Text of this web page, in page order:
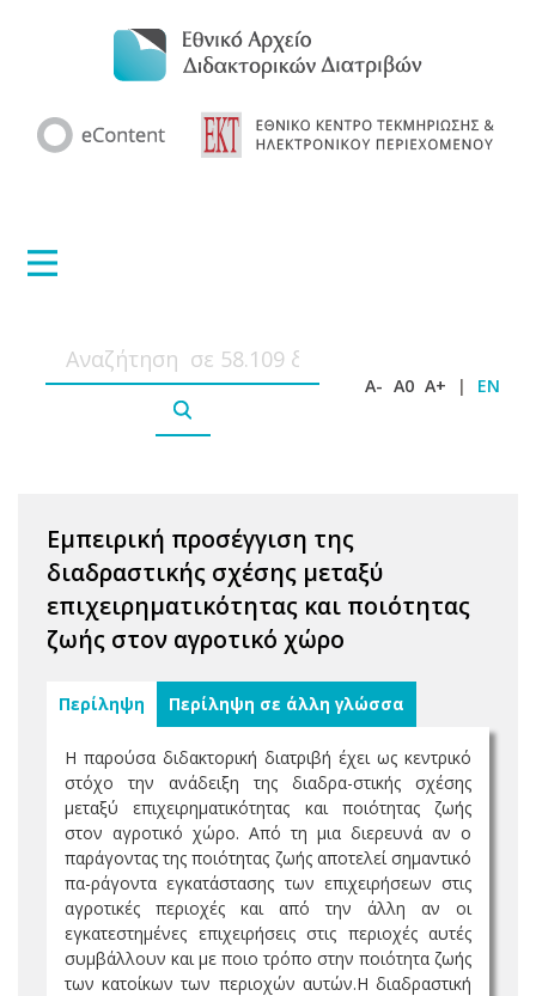
A- A0 A+ | EN
Εμπειρική προσέγγιση της
διαδραστικής σχέσης μεταξύ
επιχειρηματικότητας και ποιότητας
ζωής στον αγροτικό χώρο
Περίληψη Περίληψη σε άλλη γλώσσα
Η παρούσα διδακτορική διατριβή έχει ως κεντρικό
στόχο την ανάδειξη της διαδρα-στικής σχέσης
μεταξύ επιχειρηματικότητας και ποιότητας ζωής
στον αγροτικό χώρο. Από τη μια διερευνά αν ο
παράγοντας της ποιότητας ζωής αποτελεί σημαντικό
πα-ράγοντα εγκατάστασης των επιχειρήσεων στις
αγροτικές περιοχές και από την άλλη αν οι
εγκατεστημένες επιχειρήσεις στις περιοχές αυτές
συμβάλλουν και με ποιο τρόπο στην ποιότητα ζωής
των κατοίκων των περιοχών αυτών.Η διαδραστική